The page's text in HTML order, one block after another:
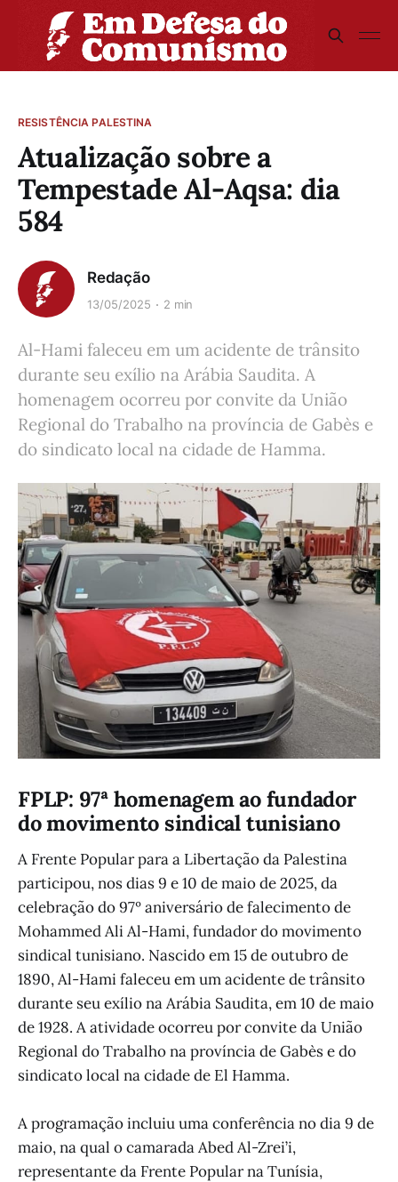
RESISTÊNCIA PALESTINA
Atualização sobre a
Tempestade Al-Aqsa: dia
584
Redação
13/05/2025 2 min
Al-Hami faleceu em um acidente de trânsito
durante seu exílio na Arábia Saudita. A
homenagem ocorreu por convite da União
Regional do Trabalho na província de Gabès e
do sindicato local na cidade de Hamma.
FPLP: 97ª homenagem ao fundador
do movimento sindical tunisiano
A Frente Popular para a Libertação da Palestina
participou, nos dias 9 e 10 de maio de 2025, da
celebração do 97º aniversário de falecimento de
Mohammed Ali Al-Hami, fundador do movimento
sindical tunisiano. Nascido em 15 de outubro de
1890, Al-Hami faleceu em um acidente de trânsito
durante seu exílio na Arábia Saudita, em 10 de maio
de 1928. A atividade ocorreu por convite da União
Regional do Trabalho na província de Gabès e do
sindicato local na cidade de El Hamma.
A programação incluiu uma conferência no dia 9 de
maio, na qual o camarada Abed Al-Zrei’i,
representante da Frente Popular na Tunísia,